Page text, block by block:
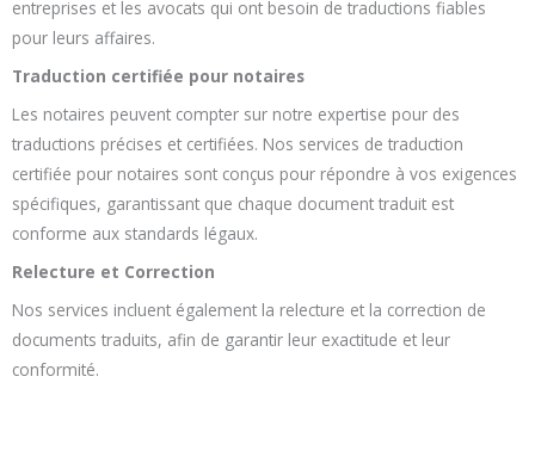
entreprises et les avocats qui ont besoin de traductions fiables
pour leurs affaires.
Traduction certifiée pour notaires
Les notaires peuvent compter sur notre expertise pour des
traductions précises et certifiées. Nos services de traduction
certifiée pour notaires sont conçus pour répondre à vos exigences
spécifiques, garantissant que chaque document traduit est
conforme aux standards légaux.
Relecture et Correction
Nos services incluent également la relecture et la correction de
documents traduits, afin de garantir leur exactitude et leur
conformité.